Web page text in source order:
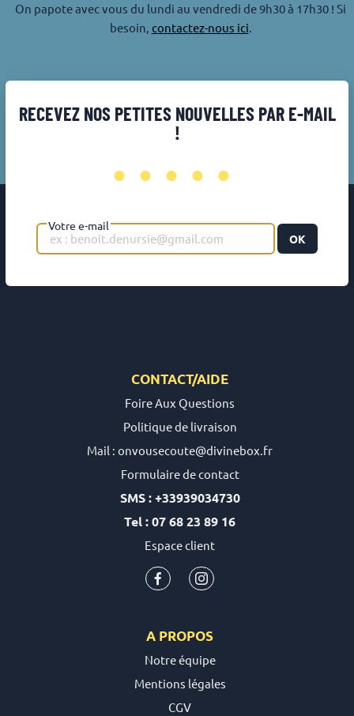
On papote avec vous du lundi au vendredi de 9h30 à 17h30 ! Si
besoin, contactez-nous ici.
RECEVEZ NOS PETITES NOUVELLES PAR E-MAIL
!
•••••
Votre e-mail
OK
CONTACT/AIDE
Foire Aux Questions
Politique de livraison
Mail : onvousecoute@divinebox.fr
Formulaire de contact
SMS : +33939034730
Tel : 07 68 23 89 16
Espace client
A PROPOS
Notre équipe
Mentions légales
CGV